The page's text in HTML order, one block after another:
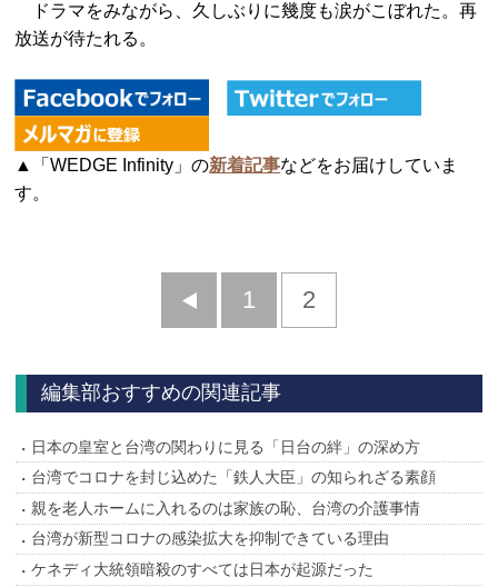
ドラマをみながら、久しぶりに幾度も涙がこぼれた。再
放送が待たれる。
▲「WEDGE Infinity」の新着記事などをお届けしていま
す。
前
1 2
編集部おすすめの関連記事
日本の皇室と台湾の関わりに見る「日台の絆」の深め方
台湾でコロナを封じ込めた「鉄人大臣」の知られざる素顔
親を老人ホームに入れるのは家族の恥、台湾の介護事情
台湾が新型コロナの感染拡大を抑制できている理由
ケネディ大統領暗殺のすべては日本が起源だった